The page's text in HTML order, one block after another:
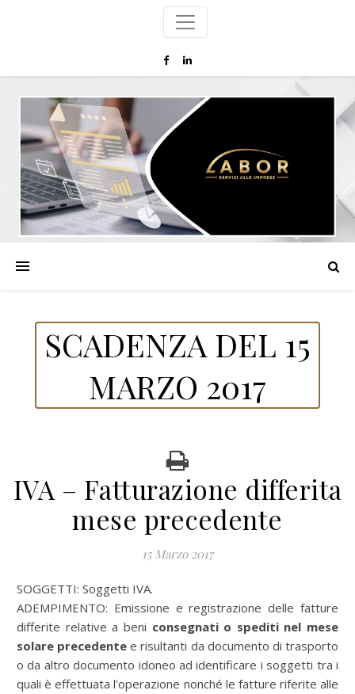
SCADENZA DEL 15
MARZO 2017
IVA – Fatturazione differita
mese precedente
15 Marzo 2017
SOGGETTI: Soggetti IVA.
ADEMPIMENTO: Emissione e registrazione delle fatture
differite relative a beni consegnati o spediti nel mese
solare precedente e risultanti da documento di trasporto
o da altro documento idoneo ad identificare i soggetti tra i
quali è effettuata l'operazione nonché le fatture riferite alle